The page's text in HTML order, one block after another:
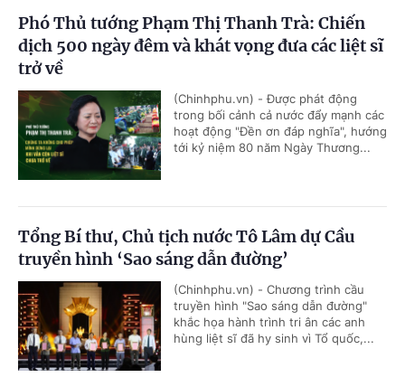
Phó Thủ tướng Phạm Thị Thanh Trà: Chiến
dịch 500 ngày đêm và khát vọng đưa các liệt sĩ
trở về
(Chinhphu.vn) - Được phát động
trong bối cảnh cả nước đẩy mạnh các
hoạt động "Đền ơn đáp nghĩa", hướng
tới kỷ niệm 80 năm Ngày Thương...
Tổng Bí thư, Chủ tịch nước Tô Lâm dự Cầu
truyền hình ‘Sao sáng dẫn đường’
(Chinhphu.vn) - Chương trình cầu
truyền hình "Sao sáng dẫn đường"
khắc họa hành trình tri ân các anh
hùng liệt sĩ đã hy sinh vì Tổ quốc,...